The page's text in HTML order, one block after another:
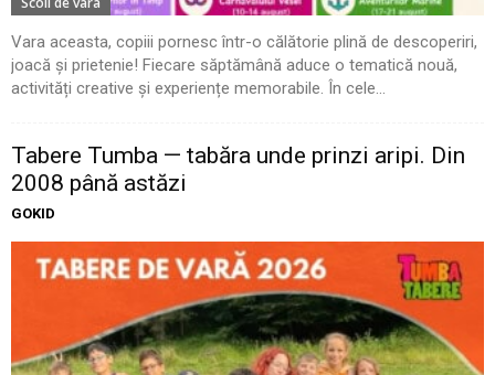
Vara aceasta, copiii pornesc într-o călătorie plină de descoperiri,
joacă și prietenie! Fiecare săptămână aduce o tematică nouă,
activități creative și experiențe memorabile. În cele...
Tabere Tumba — tabăra unde prinzi aripi. Din
2008 până astăzi
GOKID